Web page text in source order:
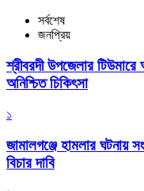
সর্বশেষ
জনপ্রিয়
শ্রীবরদী উপজেলার
অনিশ্চিত চিকিৎসা
১
জামালগঞ্জে হামলার ঘটনায়
বিচার দাবি